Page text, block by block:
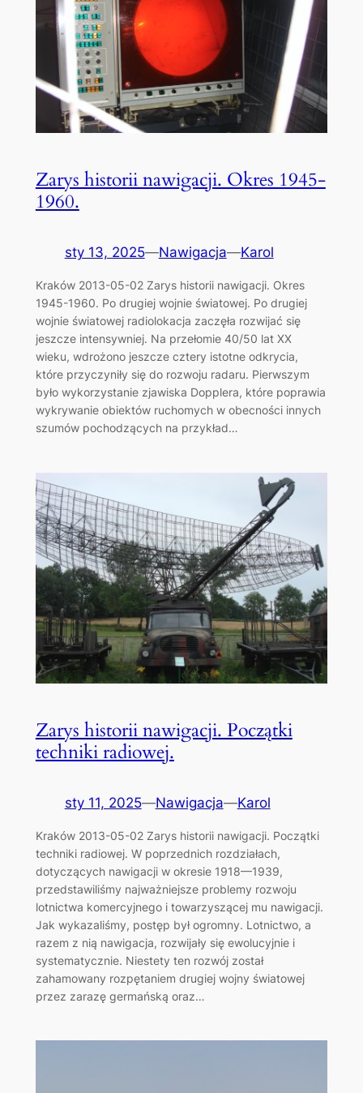
Zarys historii nawigacji. Okres 1945-
1960.
sty 13, 2025—Nawigacja—Karol
Kraków 2013-05-02 Zarys historii nawigacji. Okres
1945-1960. Po drugiej wojnie światowej. Po drugiej
wojnie światowej radiolokacja zaczęła rozwijać się
jeszcze intensywniej. Na przełomie 40/50 lat XX
wieku, wdrożono jeszcze cztery istotne odkrycia,
które przyczyniły się do rozwoju radaru. Pierwszym
było wykorzystanie zjawiska Dopplera, które poprawia
wykrywanie obiektów ruchomych w obecności innych
szumów pochodzących na przykład…
Zarys historii nawigacji. Początki
techniki radiowej.
sty 11, 2025—Nawigacja—Karol
Kraków 2013-05-02 Zarys historii nawigacji. Początki
techniki radiowej. W poprzednich rozdziałach,
dotyczących nawigacji w okresie 1918—1939,
przedstawiliśmy najważniejsze problemy rozwoju
lotnictwa komercyjnego i towarzyszącej mu nawigacji.
Jak wykazaliśmy, postęp był ogromny. Lotnictwo, a
razem z nią nawigacja, rozwijały się ewolucyjnie i
systematycznie. Niestety ten rozwój został
zahamowany rozpętaniem drugiej wojny światowej
przez zarazę germańską oraz…